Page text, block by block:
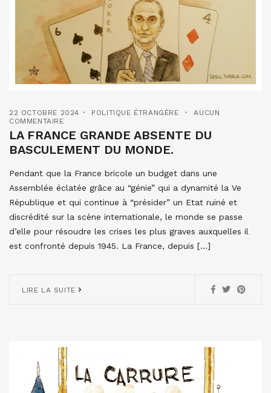
22 OCTOBRE 2024 POLITIQUE ÉTRANGÈRE
AUCUN
COMMENTAIRE
LA FRANCE GRANDE ABSENTE DU
BASCULEMENT DU MONDE.
Pendant que la France bricole un budget dans une
Assemblée éclatée grâce au “génie” qui a dynamité la Ve
République et qui continue à “présider” un Etat ruiné et
discrédité sur la scène internationale, le monde se passe
d’elle pour résoudre les crises les plus graves auxquelles il
est confronté depuis 1945. La France, depuis […]
LIRE LA SUITE